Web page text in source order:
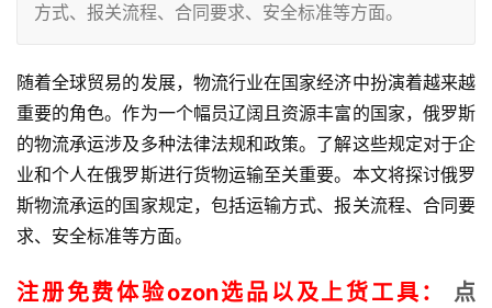
方式、报关流程、合同要求、安全标准等方面。
随着全球贸易的发展，物流行业在国家经济中扮演着越来越
重要的角色。作为一个幅员辽阔且资源丰富的国家，俄罗斯
的物流承运涉及多种法律法规和政策。了解这些规定对于企
业和个人在俄罗斯进行货物运输至关重要。本文将探讨俄罗
斯物流承运的国家规定，包括运输方式、报关流程、合同要
求、安全标准等方面。
注册免费体验ozon选品以及上货工具：
点